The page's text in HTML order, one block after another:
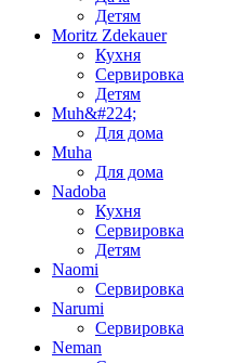
Детям
Moritz Zdekauer
Кухня
Сервировка
Детям
Muh&#224;
Для дома
Muha
Для дома
Nadoba
Кухня
Сервировка
Детям
Naomi
Сервировка
Narumi
Сервировка
Neman